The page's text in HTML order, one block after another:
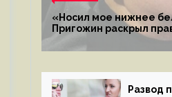
«Носил мое нижнее
Пригожин раскрыл
с мужем своей экс-
Развод